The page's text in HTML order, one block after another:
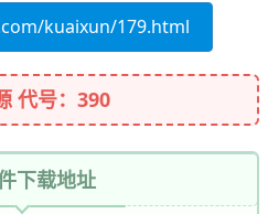
kuaixun/179.html
代号：390
下载地址